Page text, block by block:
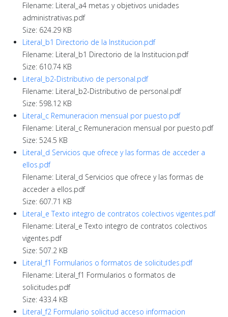
Filename: Literal_a4 metas y objetivos unidades
administrativas.pdf
Size: 624.29 KB
Literal_b1 Directorio de la Institucion.pdf
Filename: Literal_b1 Directorio de la Institucion.pdf
Size: 610.74 KB
Literal_b2-Distributivo de personal.pdf
Filename: Literal_b2-Distributivo de personal.pdf
Size: 598.12 KB
Literal_c Remuneracion mensual por puesto.pdf
Filename: Literal_c Remuneracion mensual por puesto.pdf
Size: 524.5 KB
Literal_d Servicios que ofrece y las formas de acceder a
ellos.pdf
Filename: Literal_d Servicios que ofrece y las formas de
acceder a ellos.pdf
Size: 607.71 KB
Literal_e Texto integro de contratos colectivos vigentes.pdf
Filename: Literal_e Texto integro de contratos colectivos
vigentes.pdf
Size: 507.2 KB
Literal_f1 Formularios o formatos de solicitudes.pdf
Filename: Literal_f1 Formularios o formatos de
solicitudes.pdf
Size: 433.4 KB
Literal_f2 Formulario solicitud acceso informacion